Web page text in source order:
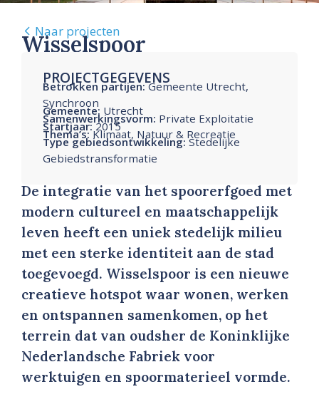
Naar projecten
Wisselspoor
PROJECTGEGEVENS
Betrokken partijen:Gemeente Utrecht,
Synchroon
Gemeente: Utrecht
Samenwerkingsvorm: Private Exploitatie
Startjaar:2015
Thema’s:Klimaat, Natuur & Recreatie
Type gebiedsontwikkeling:Stedelijke
Gebiedstransformatie
De integratie van het spoorerfgoed met
modern cultureel en maatschappelijk
leven heeft een uniek stedelijk milieu
met een sterke identiteit aan de stad
toegevoegd. Wisselspoor is een nieuwe
creatieve hotspot waar wonen, werken
en ontspannen samenkomen, op het
terrein dat van oudsher de Koninklijke
Nederlandsche Fabriek voor
werktuigen en spoormaterieel vormde.